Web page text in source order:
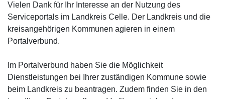
Vielen Dank für Ihr Interesse an der Nutzung des
Serviceportals im Landkreis Celle. Der Landkreis und die
kreisangehörigen Kommunen agieren in einem
Portalverbund.
Im Portalverbund haben Sie die Möglichkeit
Dienstleistungen bei Ihrer zuständigen Kommune sowie
beim Landkreis zu beantragen. Zudem finden Sie in den